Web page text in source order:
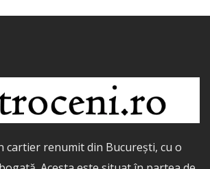
cartier renumit din București, cu o